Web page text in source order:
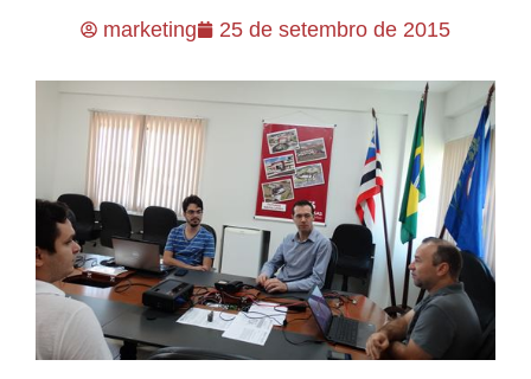
marketing 25 de setembro de 2015